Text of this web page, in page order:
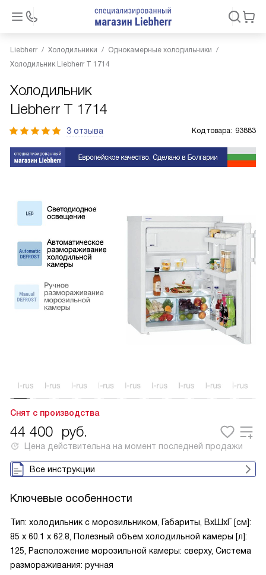
Liebherr Холодильники
Однокамерные холодильники
Холодильник Liebherr T 1714
Холодильник
Liebherr T 1714
3 отзыва Код товара: 93883
Снят с производства
44 400 руб.
Цена действительна на момент последней продажи
Все инструкции
Ключевые особенности
Тип: холодильник с морозильником, Габариты, ВxШxГ [см]:
85 х 60.1 х 62.8, Полезный объем холодильной камеры [л]:
125, Расположение морозильной камеры: сверху, Система
размораживания: ручная